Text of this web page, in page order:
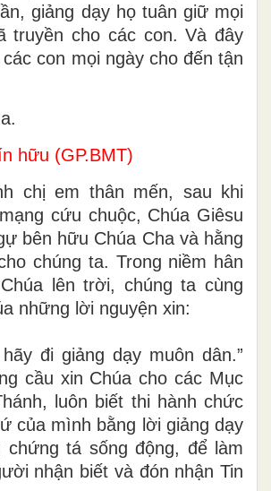
giảng dạy họ tuân giữ mọi
truyền cho các con. Và đây
con mọi ngày cho đến tận
hữu (GP.BMT)
chị em thân mến, sau khi
cứu chuộc, Chúa Giêsu
bên hữu Chúa Cha và hằng
chúng ta. Trong niềm hân
lên trời, chúng ta cùng
những lời nguyện xin:
đi giảng dạy muôn dân.”
cầu xin Chúa cho các Mục
luôn biết thi hành chức
của mình bằng lời giảng dạy
chứng tá sống động, để làm
nhận biết và đón nhận Tin